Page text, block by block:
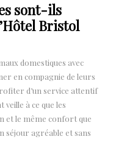
sont-ils
Bristol
domestiques avec
en compagnie de leurs
d’un service attentif
veille à ce que les
et le même confort que
séjour agréable et sans